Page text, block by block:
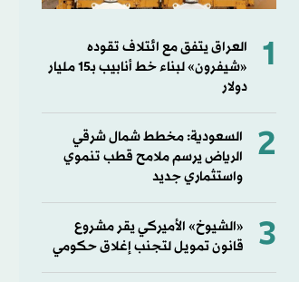
1
العراق يتفق مع ائتلاف تقوده
«شيفرون» لبناء خط أنابيب بـ15 مليار
دولار
2
السعودية: مخطط شمال شرقي
الرياض يرسم ملامح قطب تنموي
واستثماري جديد
3
«الشيوخ» الأميركي يقر مشروع
قانون تمويل لتجنب إغلاق حكومي